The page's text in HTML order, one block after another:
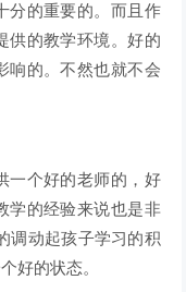
分的重要的。而且作
供的教学环境。好的
响的。不然也就不会
一个好的老师的，好
学的经验来说也是非
调动起孩子学习的积
好的状态。